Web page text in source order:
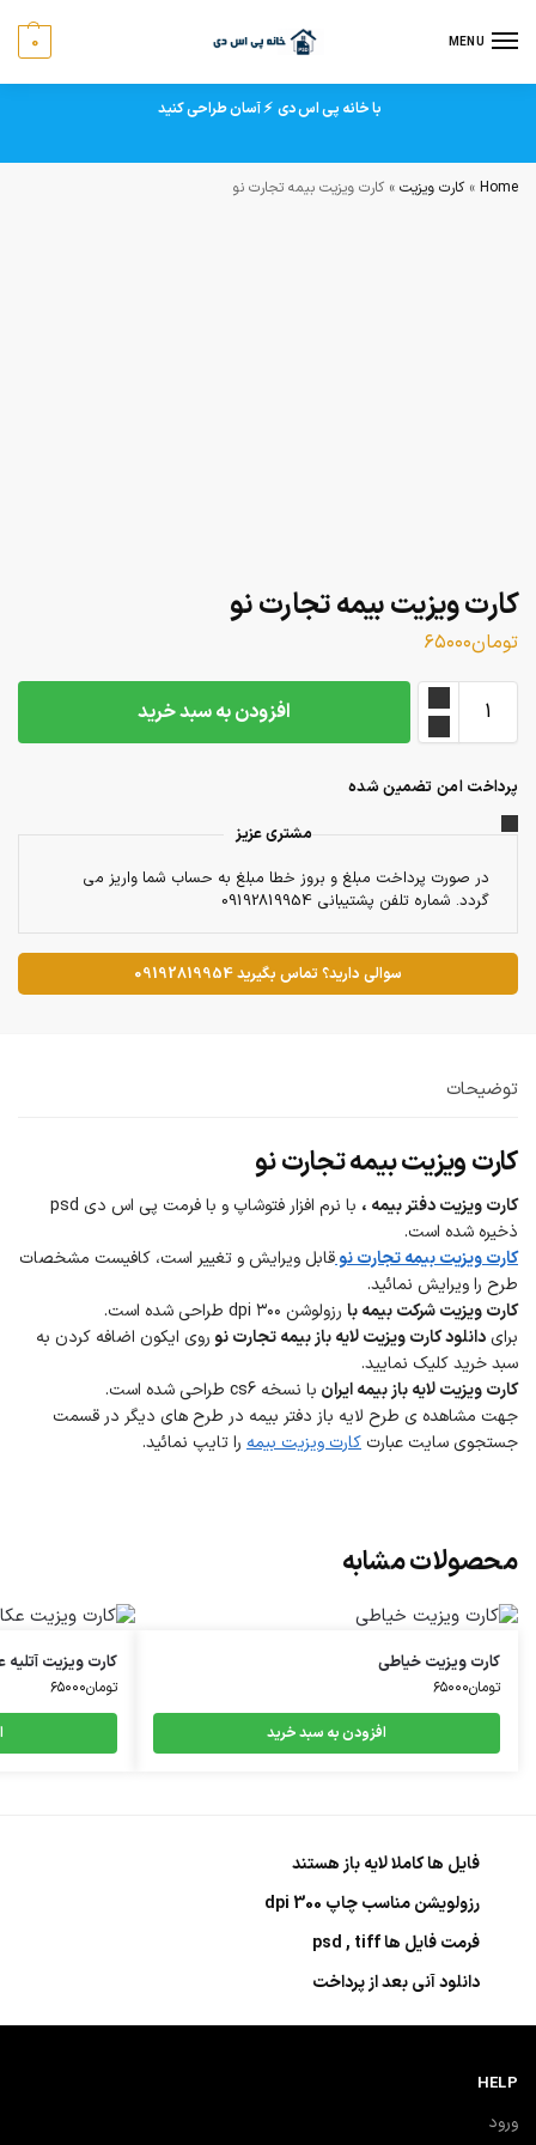
MENU
0
با خانه پی اس دی ⚡ آسان طراحی کنید
Home
» کارت ویزیت » کارت ویزیت بیمه تجارت نو
کارت ویزیت بیمه تجارت نو
تومان۶۵۰۰۰
افزودن به سبد خرید
پرداخت امن تضمین شده
مشتری عزیز
در صورت پرداخت مبلغ و بروز خطا مبلغ به حساب شما واریز می
گردد. شماره تلفن پشتیبانی 09192819954
سوالی دارید؟ تماس بگیرید 09192819954
توضیحات
کارت ویزیت بیمه تجارت نو
کارت ویزیت دفتر بیمه ،
با نرم افزار فتوشاپ و با فرمت پی اس دی psd
ذخیره شده است.
کارت ویزیت بیمه تجارت نوقابل ویرایش و تغییر است، کافیست مشخصات
طرح را ویرایش نمائید.
کارت ویزیت شرکت بیمه با رزولوشن ۳۰۰ dpi طراحی شده است.
برای دانلود کارت ویزیت لایه باز بیمه تجارت نو روی ایکون اضافه کردن به
سبد خرید کلیک نمایید.
کارت ویزیت لایه باز بیمه ایران با نسخه cs6 طراحی شده است.
جهت مشاهده ی طرح لایه باز دفتر بیمه در طرح های دیگر در قسمت
جستجوی سایت عبارت کارت ویزیت بیمه را تایپ نمائید.
محصولات مشابه
کارت ویزیت خیاطی
تومان۶۵۰۰۰
افزودن به سبد خرید
کارت ویزیت
تومان۶۵۰۰۰
فایل ها کاملا لایه باز هستند
رزولویشن مناسب چاپ 300 dpi
فرمت فایل ها psd , tiff
دانلود آنی بعد از پرداخت
HELP
ورود